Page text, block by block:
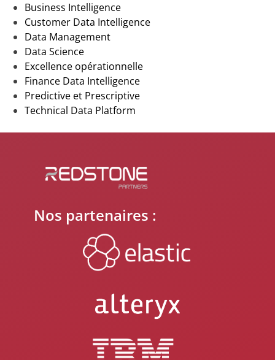
Business Intelligence
Customer Data Intelligence
Data Management
Data Science
Excellence opérationnelle
Finance Data Intelligence
Predictive et Prescriptive
Technical Data Platform
Nos partenaires :